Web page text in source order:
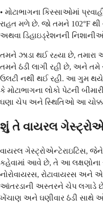
• મોટાભાગના કિસ્સાઓમાં
રાહત મળે છે. જો તમને 102°F
અથવા ડિહાઇડ્રેશનની નિશાનીઓ
તમને ઝાડા થઈ રહ્યા છે, તમારા
તમને ઠંડી લાગી રહી છે, અને તમે
ઉલટી નથી થઈ રહી. આ ગુમ
કે મોટાભાગના લોકો પેટની
ઘણા ચેપ અને સ્થિતિઓ આ
શું તે વાયરલ
વાયરલ ગેસ્ટ્રોએન્ટેરાઇટિસ,
કહેવામાં આવે છે, તે આ
નોરોવાયરસ, રોટાવાયરસ અને
આંતરડાની અસ્તરને ચેપ લગાડે છે,
ખેંચાણ અને ઘણીવાર ઠંડી સાથે